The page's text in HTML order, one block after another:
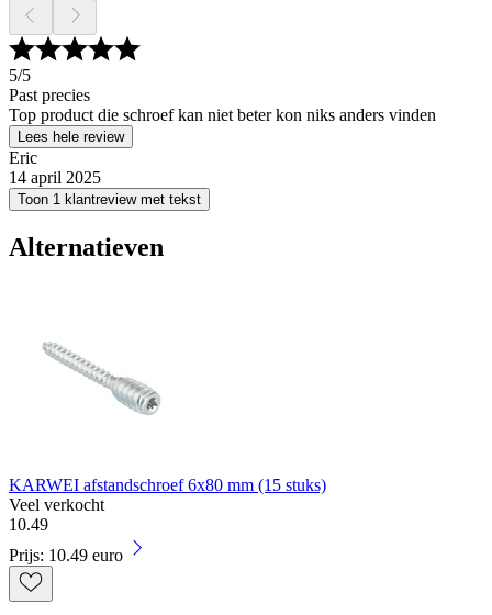
5/5
Past precies
Top product die schroef kan niet beter kon niks anders vinden
Lees hele review
Eric
14 april 2025
Toon 1 klantreview met tekst
Alternatieven
KARWEI afstandschroef 6x80 mm (15 stuks)
Veel verkocht
10.49
Prijs: 10.49 euro